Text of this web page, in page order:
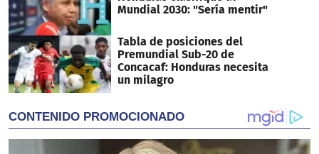
Mundial 2030: "Sería mentir"
Tabla de posiciones del
Premundial Sub-20 de
Concacaf: Honduras necesita
un milagro